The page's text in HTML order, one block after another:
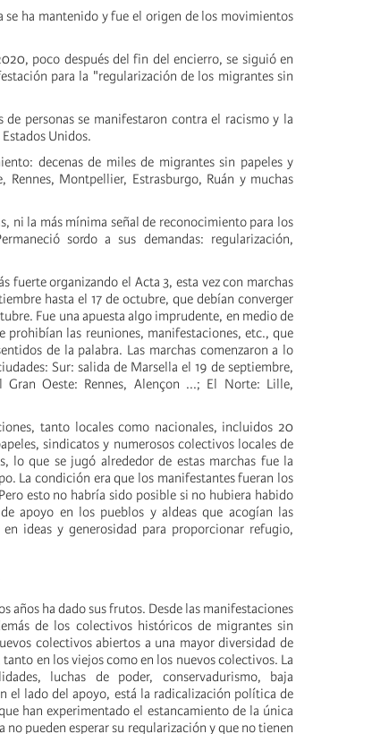
se ha mantenido y fue el origen de los movimientos
poco después del fin del encierro, se siguió en
para la "regularización de los migrantes sin
de personas se manifestaron contra el racismo y la
Unidos.
decenas de miles de migrantes sin papeles y
Rennes, Montpellier, Estrasburgo, Ruán y muchas
ni la más mínima señal de reconocimiento para los
sordo a sus demandas: regularización,
fuerte organizando el Acta 3, esta vez con marchas
hasta el 17 de octubre, que debían converger
Fue una apuesta algo imprudente, en medio de
prohibían las reuniones, manifestaciones, etc., que
de la palabra. Las marchas comenzaron a lo
Sur: salida de Marsella el 19 de septiembre,
Gran Oeste: Rennes, Alençon ...; El Norte: Lille,
tanto locales como nacionales, incluidos 20
sindicatos y numerosos colectivos locales de
lo que se jugó alrededor de estas marchas fue la
La condición era que los manifestantes fueran los
esto no habría sido posible si no hubiera habido
apoyo en los pueblos y aldeas que acogían las
ideas y generosidad para proporcionar refugio,
años ha dado sus frutos. Desde las manifestaciones
de los colectivos históricos de migrantes sin
colectivos abiertos a una mayor diversidad de
en los viejos como en los nuevos colectivos. La
luchas de poder, conservadurismo, baja
el lado del apoyo, está la radicalización política de
han experimentado el estancamiento de la única
pueden esperar su regularización y que no tienen